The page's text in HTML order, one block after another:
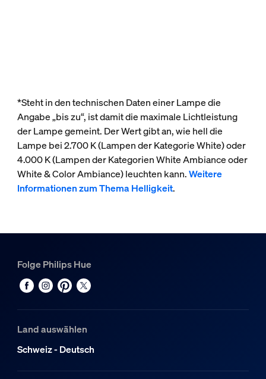
*Steht in den technischen Daten einer Lampe die
Angabe „bis zu“, ist damit die maximale Lichtleistung
der Lampe gemeint. Der Wert gibt an, wie hell die
Lampe bei 2.700 K (Lampen der Kategorie White) oder
4.000 K (Lampen der Kategorien White Ambiance oder
White & Color Ambiance) leuchten kann.Weitere
Informationen zum Thema Helligkeit.
Folge Philips Hue
Land auswählen
Schweiz - Deutsch